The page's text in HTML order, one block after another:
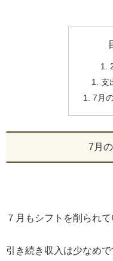
支
7月
7月
７月もシフトを削られ
引き続き収入は少なめで